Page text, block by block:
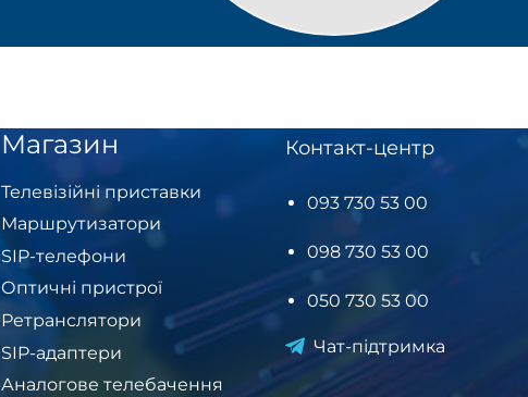
Магазин
Телевізійні приставки
Маршрутизатори
SIP-телефони
Оптичні пристрої
Ретранслятори
SIP-адаптери
Аналогове телебачення
Контакт-центр
093 730 53 00
098 730 53 00
050 730 53 00
Чат-підтримка